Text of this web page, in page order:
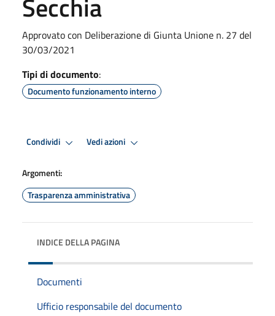
Approvato con Deliberazione di Giunta Unione n. 27 del
30/03/2021
Tipi di documento:
Documento funzionamento interno
Condividi Vedi azioni
Argomenti:
Trasparenza amministrativa
INDICE DELLA PAGINA
Documenti
Ufficio responsabile del documento